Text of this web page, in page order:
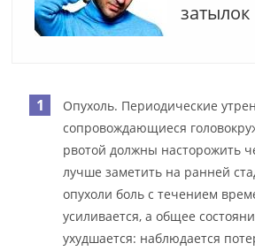
затылок
Опухоль. Периодические
сопровождающиеся
рвотой должны насторожить
лучше заметить на ранней
опухоли боль с течением
усиливается, а общее
ухудшается: наблюдается